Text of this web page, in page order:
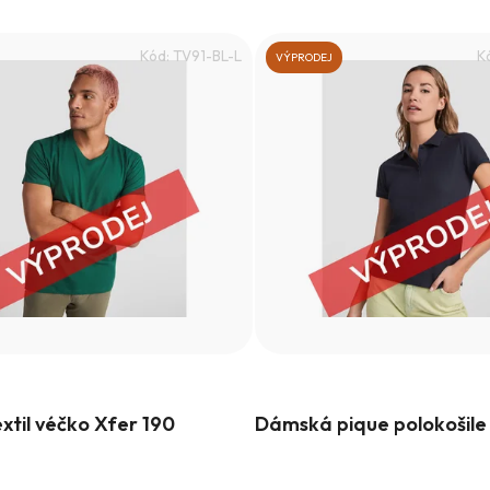
véčko Xfer 190
Kód: TV91-BL-L VÝPRODEJ
Dámská pique